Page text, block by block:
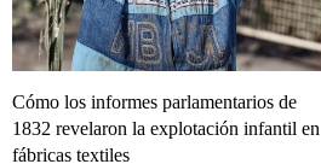
Cómo los informes parlamentarios de
1832 revelaron la explotación infantil en
fábricas textiles